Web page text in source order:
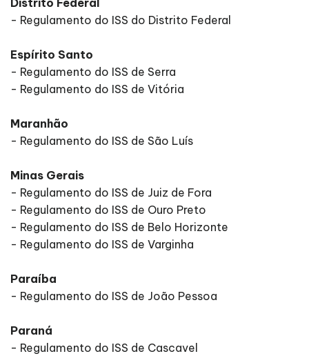
Distrito Federal
- Regulamento do ISS do Distrito Federal
Espírito Santo
- Regulamento do ISS de Serra
- Regulamento do ISS de Vitória
Maranhão
- Regulamento do ISS de São Luís
Minas Gerais
- Regulamento do ISS de Juiz de Fora
- Regulamento do ISS de Ouro Preto
- Regulamento do ISS de Belo Horizonte
- Regulamento do ISS de Varginha
Paraíba
- Regulamento do ISS de João Pessoa
Paraná
- Regulamento do ISS de Cascavel